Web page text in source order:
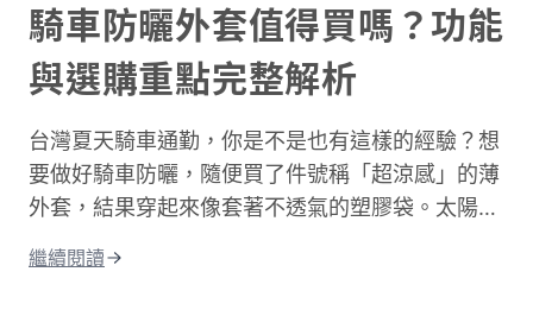
10°C，在時速 50 公里的風壓下，體感溫度約降至
5 至 6°C 左右，溫降幅度接近一半。 更糟的是，
台灣冬季平均相對濕度經常高於75%。潮濕空氣傳
灌進衣服裡，身體必須消耗更多能量去加熱這些水
分子，騎車保暖變得格外困難。這就是為什麼一件
真正有效的防寒外套對機車族來說不只是選配，而
是冬季的必需品。接下來我們將深入分析如何挑選
騎車防曬外套值得買嗎？功能
與選購重點完整解析
台灣夏天騎車通勤，你是不是也有這樣的經驗？想
要做好騎車防曬，隨便買了件號稱「超涼感」的薄
外套，結果穿起來像套著不透氣的塑膠袋。太陽確
境，許多騎士都遇過。一件真正好的騎車防曬外套
繼續閱讀